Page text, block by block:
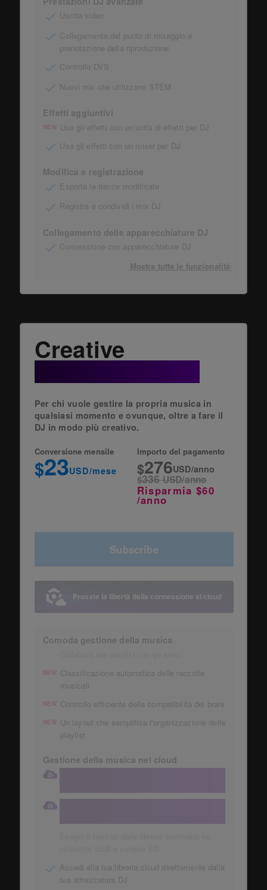
Uscita video
Collegamento del punto di mixaggio e
prenotazione della riproduzione
Controllo DVS
Nuovi mix che utilizzano STEM
Effetti aggiuntivi
NEW Usa gli effetti con un'unità di effetti per DJ
Usa gli effetti con un mixer per DJ
Modifica e registrazione
Esporta le tracce modificate
Registra e condividi i mix DJ
Collegamento delle apparecchiature DJ
Connessione con apparecchiature DJ
Mostra tutte le funzionalità
Creative
+ Cloud Option
Per chi vuole gestire la propria musica in
qualsiasi momento e ovunque, oltre a fare il
DJ in modo più creativo.
Conversione mensile
$23USD/mese
Importo del pagamento
$276USD/anno
$336USD/anno
Risparmia $60
/anno
Subscribe
Provate la libertà della connessione al cloud
Comoda gestione della musica
NEW Classificazione automatica delle raccolte
musicali
NEW Controllo efficiente della compatibilità dei brani
NEW Un layout che semplifica l'organizzazione delle
playlist
Gestione della musica nel cloud
Accedi alla tua libreria cloud direttamente dalla
tua attrezzatura DJ